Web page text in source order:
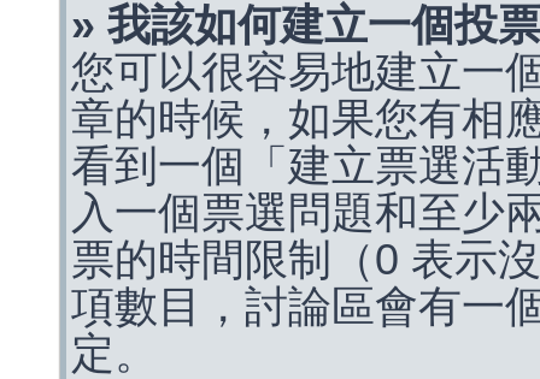
» 我該如何建立一個投
您可以很容易地建立一
章的時候，如果您有相
看到一個「建立票選活
入一個票選問題和至少
票的時間限制（0 表示
項數目，討論區會有一
定。